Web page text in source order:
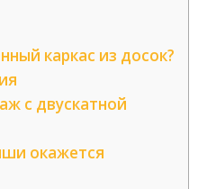
каркас из досок?
с двускатной
окажется